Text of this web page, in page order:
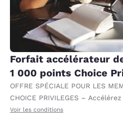
Forfait accélérateur
1 000 points Choice
OFFRE SPÉCIALE POUR LES
CHOICE PRIVILEGES –
progression vers des
Voir les conditions